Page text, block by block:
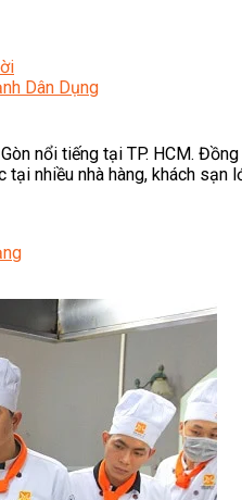
Dân Dụng
nổi tiếng tại TP. HCM.
nhiều nhà hàng, khách